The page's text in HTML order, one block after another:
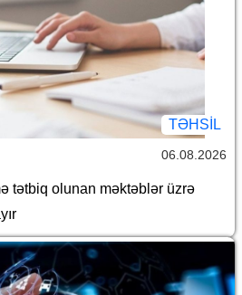
TƏHSIL
06.08.2026
tətbiq olunan məktəblər üzrə